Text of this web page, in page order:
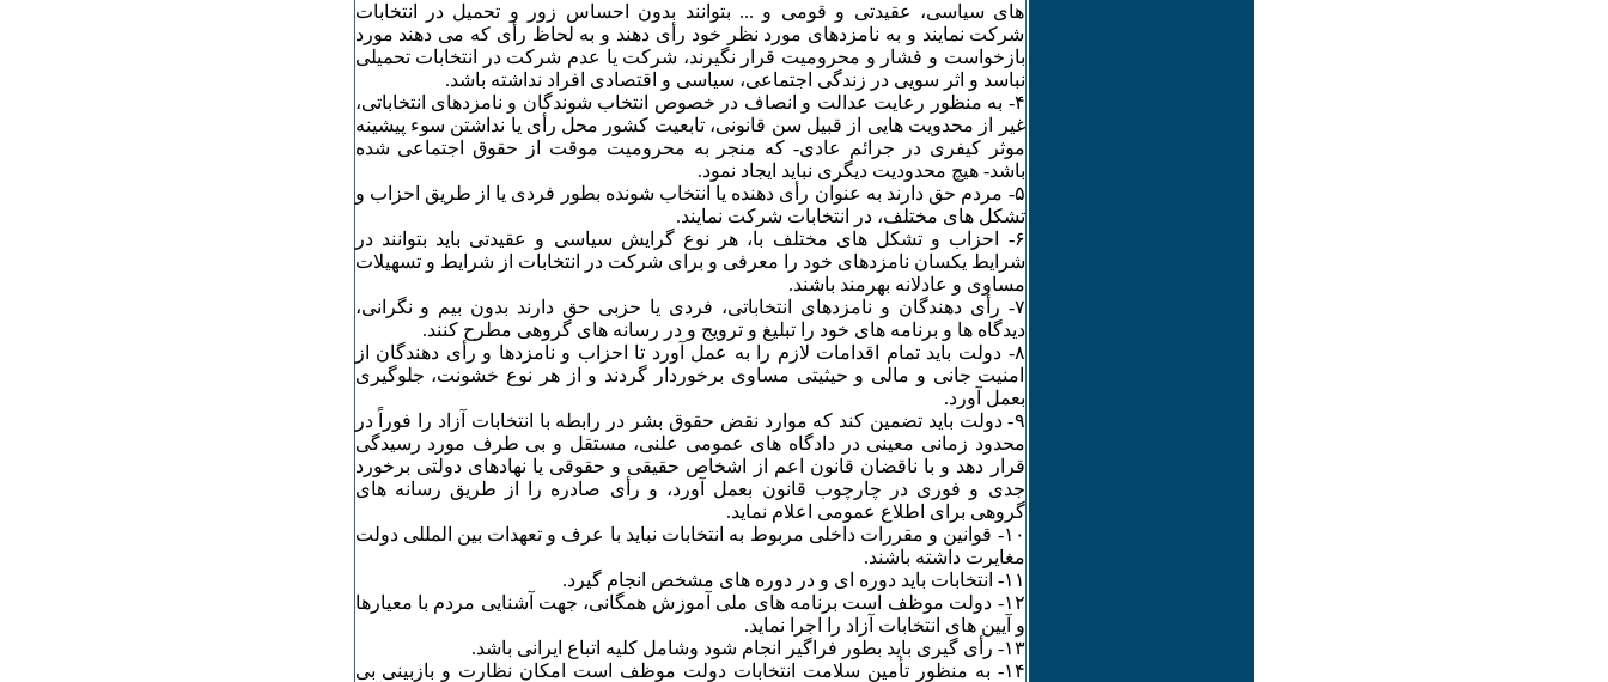
های سیاسی، ‏عقیدتی و قومی و ... بتوانند بدون احساس زور و تحمیل در انتخابات
شرکت نمایند و به نامزدهای مورد نظر ‏خود رأی دهند و به لحاظ رأی که می دهند مورد
بازخواست و فشار و محرومیت قرار نگیرند، شرکت یا عدم ‏شرکت در انتخابات تحمیلی
نباسد و اثر سویی در زندگی اجتماعی، سیاسی و اقتصادی افراد نداشته باشد.
‏۴- به منظور رعایت عدالت و انصاف در خصوص انتخاب شوندگان و نامزدهای انتخاباتی،
غیر از محدویت ‏هایی از قبیل سن قانونی، تابعیت کشور محل رأی یا نداشتن سوء پیشینه
موثر کیفری در جرائم عادی- که ‏منجر به محرومیت موقت از حقوق اجتماعی شده
باشد- هیچ محدودیت دیگری نباید ایجاد نمود.‏
‏۵- مردم حق دارند به عنوان رأی دهنده یا انتخاب شونده بطور فردی یا از طریق احزاب و
تشکل های ‏مختلف، در انتخابات شرکت نمایند.‏
‏۶- احزاب و تشکل های مختلف با، هر نوع گرایش سیاسی و عقیدتی باید بتوانند در
شرایط یکسان نامزدهای ‏خود را معرفی و برای شرکت در انتخابات از شرایط و تسهیلات
مساوی و عادلانه بهرمند باشند.
‏۷- رأی دهندگان و نامزدهای انتخاباتی، فردی یا حزبی حق دارند بدون بیم و نگرانی،
دیدگاه ها و برنامه های ‏خود را تبلیغ و ترویج و در رسانه های گروهی مطرح کنند.‏
‏۸- دولت باید تمام اقدامات لازم را به عمل آورد تا احزاب و نامزدها و رأی دهندگان از
امنیت جانی و مالی و ‏حیثیتی مساوی برخوردار گردند و از هر نوع خشونت، جلوگیری
بعمل آورد.‏
‏۹- دولت باید تضمین کند که موارد نقض حقوق بشر در رابطه با انتخابات آزاد را فوراً در
محدود زمانی ‏معینی در دادگاه های عمومی علنی، مستقل و بی طرف مورد رسیدگی
قرار دهد و با ناقضان قانون اعم از ‏اشخاص حقیقی و حقوقی یا نهادهای دولتی برخورد
جدی و فوری در چارچوب قانون بعمل آورد، و رأی ‏صادره را از طریق رسانه های
گروهی برای اطلاع عمومی اعلام نماید.‏
‏۱۰- قوانین و مقررات داخلی مربوط به انتخابات نباید با عرف و تعهدات بین المللی دولت
مغایرت داشته ‏باشند.‏
‏۱۲- دولت موظف است برنامه های ملی آموزش همگانی، جهت آشنایی مردم با معیارها
و آیین های انتخابات ‏آزاد را اجرا نماید.‏
‏۱۳- رأی گیری باید بطور فراگیر انجام شود وشامل کلیه اتباع ایرانی باشد.‏
‏۱۴- به منظور تأمین سلامت انتخابات دولت موظف است امکان نظارت و بازبینی بی